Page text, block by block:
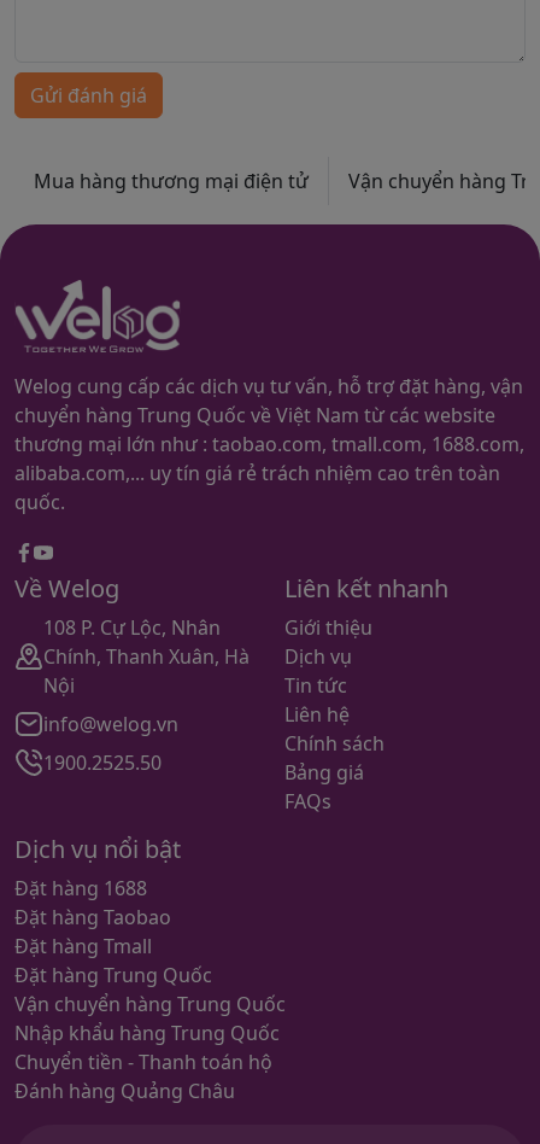
Gửi đánh giá
Mua hàng thương mại điện tử Vận chuyển hàng
Welog cung cấp các dịch vụ tư vấn, hỗ trợ đặt hàng, vận
chuyển hàng Trung Quốc về Việt Nam từ các website
thương mại lớn như : taobao.com, tmall.com, 1688.com,
alibaba.com,... uy tín giá rẻ trách nhiệm cao trên toàn
quốc.
Facebook
youtube
Về Welog
108 P. Cự Lộc, Nhân
Chính, Thanh Xuân, Hà
Nội
info@welog.vn
1900.2525.50
Liên kết nhanh
Giới thiệu
Dịch vụ
Tin tức
Liên hệ
Chính sách
Bảng giá
FAQs
Dịch vụ nổi bật
Đặt hàng 1688
Đặt hàng Taobao
Đặt hàng Tmall
Đặt hàng Trung Quốc
Vận chuyển hàng Trung Quốc
Nhập khẩu hàng Trung Quốc
Chuyển tiền - Thanh toán hộ
Đánh hàng Quảng Châu